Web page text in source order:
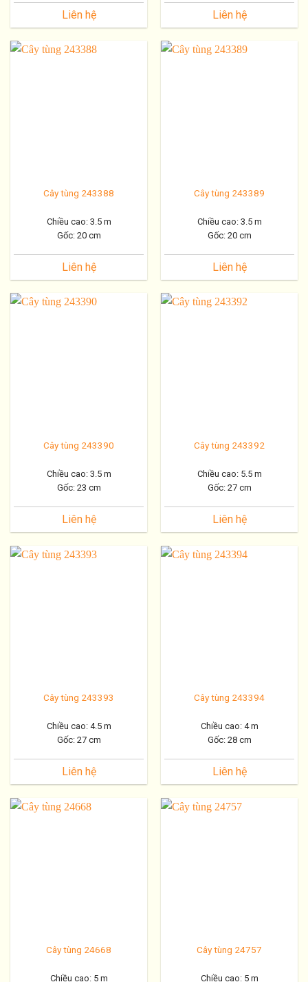
Liên hệ Liên hệ
Cây tùng 243388
Chiều cao: 3.5 m
Gốc: 20 cm
Liên hệ
Cây tùng 243389
Chiều cao: 3.5 m
Gốc: 20 cm
Liên hệ
Cây tùng 243390
Chiều cao: 3.5 m
Gốc: 23 cm
Liên hệ
Cây tùng 243392
Chiều cao: 5.5 m
Gốc: 27 cm
Liên hệ
Cây tùng 243393
Chiều cao: 4.5 m
Gốc: 27 cm
Liên hệ
Cây tùng 243394
Chiều cao: 4 m
Gốc: 28 cm
Liên hệ
Cây tùng 24668
Chiều cao: 5 m
Cây tùng 24757
Chiều cao: 5 m